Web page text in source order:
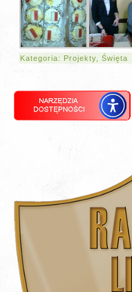
Kategoria: Projekty ,Święta